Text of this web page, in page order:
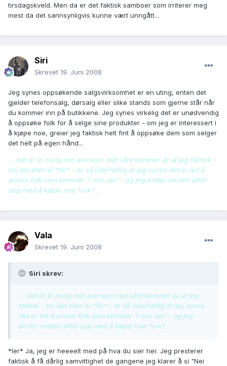
tirsdagskveld. Men da er det faktisk samboer som irriterer meg
mest da det sannsynligvis kunne vært unngått...
Siri
Skrevet 19. Juni 2008
Jeg synes oppsøkende salgsvirksomhet er en uting, enten det
gjelder telefonsalg, dørsalg eller slike stands som gjerne står når
du kommer inn på butikkene. Jeg synes virkelig det er unødvendig
å oppsøke folk for å selge sine produkter - om jeg er interessert i
å kjøpe noe, greier jeg faktisk helt fint å oppsøke dem som selger
det helt på egen hånd...
... det er jo mulig min aversjon mot sånt kommer av at jeg faktisk -
tro det eller ei *flir* - er så überhøflig at jeg synes det er leit å
avvise folk som kommer "i min vei" - og jeg ender nesten alltid
opp med å kjøpe noe *urk*...
Vala
Skrevet 19. Juni 2008
Siri skrev:
... det er jo mulig min aversjon mot sånt kommer av at jeg
faktisk - tro det eller ei *flir* - er så überhøflig at jeg synes
det er leit å avvise folk som kommer "i min vei" - og jeg
ender nesten alltid opp med å kjøpe noe *urk*...
*ler* Ja, jeg er heeeelt med på hva du sier her. Jeg presterer
faktisk å få dårlig samvittighet de gangene jeg klarer å si "Nei